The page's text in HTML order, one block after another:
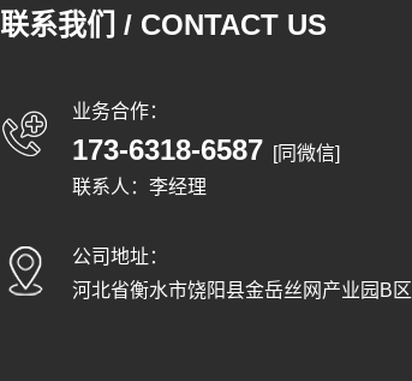
联系我们 / CONTACT US
业务合作：
173-6318-6587 [同微信]
联系人：李经理
公司地址：
河北省衡水市饶阳县金岳丝网产业园B区